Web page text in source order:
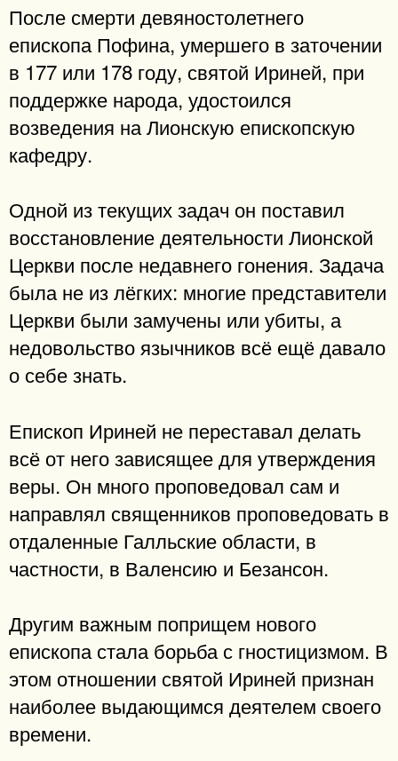
После смерти девяностолетнего
епископа Пофина, умершего в заточении
в 177 или 178 году, святой Ириней, при
поддержке народа, удостоился
возведения на Лионскую епископскую
кафедру.
Одной из текущих задач он поставил
восстановление деятельности Лионской
Церкви после недавнего гонения. Задача
была не из лёгких: многие представители
Церкви были замучены или убиты, а
недовольство язычников всё ещё давало
о себе знать.
Епископ Ириней не переставал делать
всё от него зависящее для утверждения
веры. Он много проповедовал сам и
направлял священников проповедовать в
отдаленные Галльские области, в
частности, в Валенсию и Безансон.
Другим важным поприщем нового
епископа стала борьба с гностицизмом. В
этом отношении святой Ириней признан
наиболее выдающимся деятелем своего
времени.